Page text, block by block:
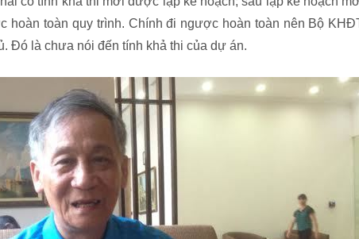
hoàn toàn quy trình. Chính đi ngược hoàn toàn nên Bộ
Đó là chưa nói đến tính khả thi của dự án.